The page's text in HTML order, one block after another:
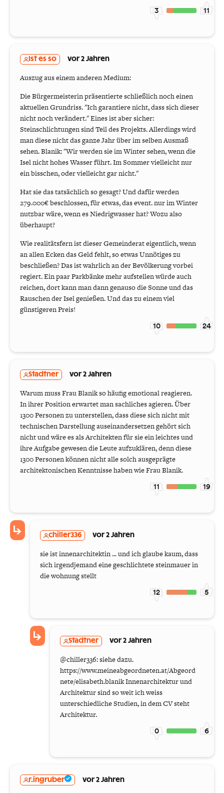
3 11
Ist es so vor 2 Jahren
Auszug aus einem anderen Medium:
Die Bürgermeisterin präsentierte schließlich noch einen
aktuellen Grundriss. "Ich garantiere nicht, dass sich dieser
nicht noch verändert." Eines ist aber sicher:
Steinschlichtungen sind Teil des Projekts. Allerdings wird
man diese nicht das ganze Jahr über im selben Ausmaß
sehen. Blanik: "Wir werden sie im Winter sehen, wenn die
Isel nicht hohes Wasser führt. Im Sommer vielleicht nur
ein bisschen, oder vielleicht gar nicht."
Hat sie das tatsächlich so gesagt? Und dafür werden
279.000€ beschlossen, für etwas, das event. nur im Winter
nutzbar wäre, wenn es Niedrigwasser hat? Wozu also
überhaupt?
Wie realitätsfern ist dieser Gemeinderat eigentlich, wenn
an allen Ecken das Geld fehlt, so etwas Unnötiges zu
beschließen? Das ist wahrlich an der Bevölkerung vorbei
regiert. Ein paar Parkbänke mehr aufstellen würde auch
reichen, dort kann man dann genauso die Sonne und das
Rauschen der Isel genießen. Und das zu einem viel
günstigeren Preis!
10 24
Stadtner vor 2 Jahren
Warum muss Frau Blanik so häufig emotional reagieren.
In ihrer Position erwartet man sachliches agieren. Über
1300 Personen zu unterstellen, dass diese sich nicht mit
technischen Darstellung auseinandersetzen gehört sich
nicht und wäre es als Architekten für sie ein leichtes und
ihre Aufgabe gewesen die Leute aufzuklären, denn diese
1300 Personen können nicht alle solch ausgeprägte
architektonischen Kenntnisse haben wie Frau Blanik.
11 19
chiller336 vor 2 Jahren
sie ist innenarchitektin ... und ich glaube kaum, dass
sich irgendjemand eine geschlichtete steinmauer in
die wohnung stellt
12 5
Stadtner vor 2 Jahren
@chiller336: siehe dazu.
https://www.meineabgeordneten.at/Abgeord
nete/elisabeth.blanik Innenarchitektur und
Architektur sind so weit ich weiss
unterschiedliche Studien, in dem CV steht
Architektur.
0 6
r.ingruber vor 2 Jahren